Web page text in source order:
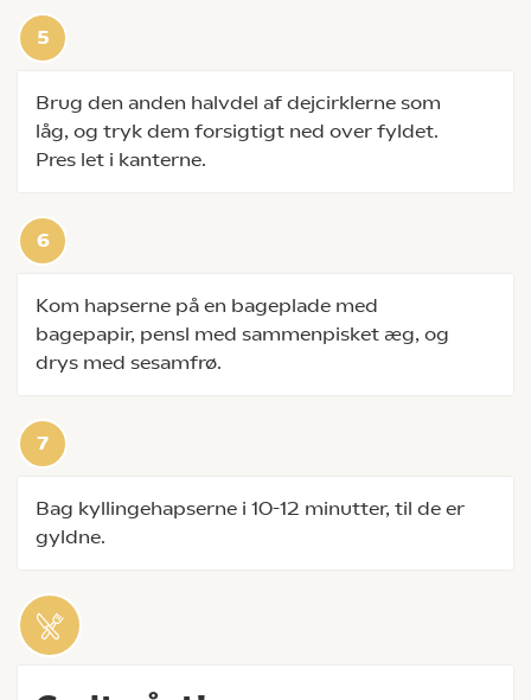
Brug den anden halvdel af dejcirklerne som
låg, og tryk dem forsigtigt ned over fyldet.
Pres let i kanterne.
Kom hapserne på en bageplade med
bagepapir, pensl med sammenpisket æg, og
drys med sesamfrø.
Bag kyllingehapserne i 10-12 minutter, til de er
gyldne.